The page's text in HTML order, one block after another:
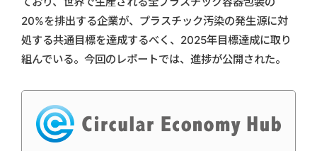
20%を排出する企業が、プラスチック汚染の発生源に対
処する共通目標を達成するべく、2025年目標達成に取り
組んでいる。今回のレポートでは、進捗が公開された。